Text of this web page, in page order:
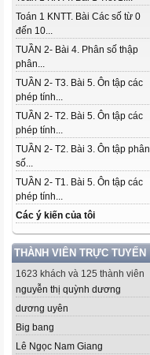
Toán 1 KNTT. Bài Các số từ 0
đến 10...
TUẦN 2- Bài 4. Phân số thập
phân...
TUẦN 2- T3. Bài 5. Ôn tập các
phép tính...
TUẦN 2- T2. Bài 5. Ôn tập các
phép tính...
TUẦN 2- T2. Bài 3. Ôn tập phân
số...
TUẦN 2- T1. Bài 5. Ôn tập các
phép tính...
Các ý kiến của tôi
THÀNH VIÊN TRỰC TUYẾN
1623 khách và 125 thành viên
nguyễn thị quỳnh dương
dương uyên
Big bang
Lê Ngọc Nam Giang